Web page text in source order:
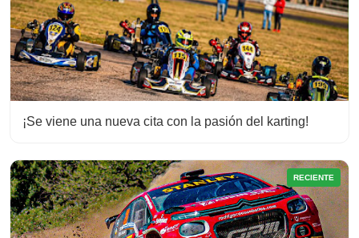
¡Se viene una nueva cita con la pasión del karting!
RECIENTE